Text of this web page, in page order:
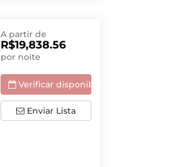
A partir de
R$19,838.56
por noite
Verificar disponibilidade
Enviar Lista